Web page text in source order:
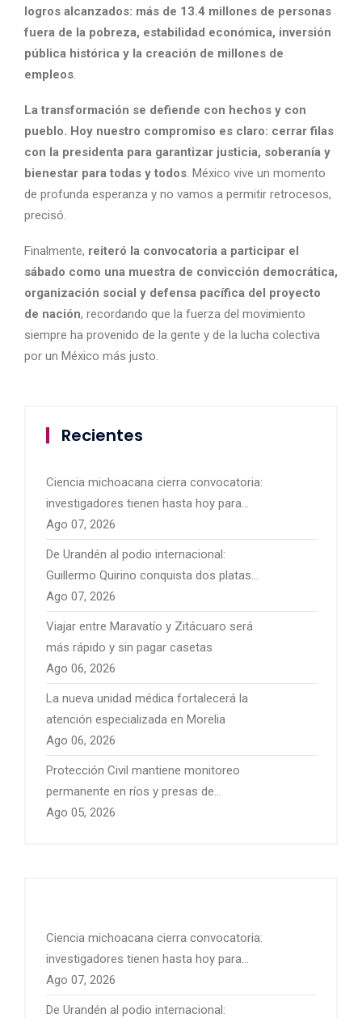
logros alcanzados: más de 13.4 millones de personas
fuera de la pobreza, estabilidad económica, inversión
pública histórica y la creación de millones de
empleos.
La transformación se defiende con hechos y con
pueblo. Hoy nuestro compromiso es claro: cerrar filas
con la presidenta para garantizar justicia, soberanía y
bienestar para todas y todos. México vive un momento
de profunda esperanza y no vamos a permitir retrocesos,
precisó.
Finalmente, reiteró la convocatoria a participar el
sábado como una muestra de convicción democrática,
organización social y defensa pacífica del proyecto
de nación, recordando que la fuerza del movimiento
siempre ha provenido de la gente y de la lucha colectiva
por un México más justo.
Recientes
Ciencia michoacana cierra convocatoria:
investigadores tienen hasta hoy para
presentar sus proyectos
Ago 07, 2026
De Urandén al podio internacional:
Guillermo Quirino conquista dos platas
para México
Ago 07, 2026
Viajar entre Maravatío y Zitácuaro será
más rápido y sin pagar casetas
Ago 06, 2026
La nueva unidad médica fortalecerá la
atención especializada en Morelia
Ago 06, 2026
Protección Civil mantiene monitoreo
permanente en ríos y presas de
Michoacán por temporal de lluvias
Ago 05, 2026
Ciencia michoacana cierra convocatoria:
investigadores tienen hasta hoy para
presentar sus proyectos
Ago 07, 2026
De Urandén al podio internacional: